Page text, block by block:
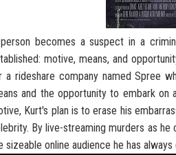
රාවය ගීතයේ පද පෙළ
- සද්දෙට දෙන්න ගීතයේ පද පෙළ
ගීතයේ පද පෙළ
- අරමුණ ගීතයේ පද පෙළ
becomes a suspect in a
motive, means, and
a rideshare company named Spree
and the opportunity to embark
Kurt's plan is to erase his
By live-streaming murders as
sizeable online audience he has always